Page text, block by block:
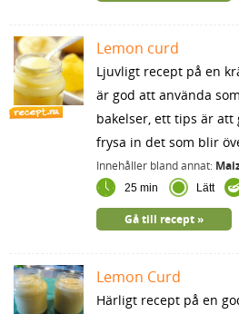
Lemon curd
Ljuvligt recept på en
är god att använda
bakelser, ett tips är att
frysa in det som blir
Innehåller bland annat:
25 min Lätt
Gå till recept
Lemon Curd
Härligt recept på en